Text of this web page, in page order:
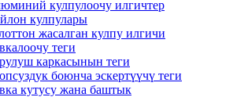
кулпулоочу илгичтер
кулпулары
жасалган кулпу илгичи
теги
каркасынын теги
боюнча эскертүүчү теги
кутусу жана баштык